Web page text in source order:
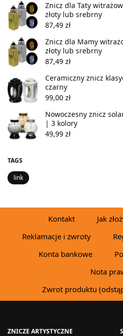
Znicz dla Taty
złoty lub srebrny
87,49 zł
Znicz dla Mamy
złoty lub srebrny
87,49 zł
Ceramiczny znicz
czarny
99,00 zł
Nowoczesny znicz
| 3 kolory
49,99 zł
TAGS
link
Kontakt
Jak
Reklamacje i zwroty
Konta bankowe
Nota
Zwrot produktu
ZNICZE ARTYSTYCZNE